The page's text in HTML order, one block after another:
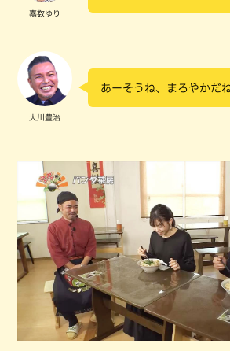
嘉数ゆり
大川豊治
あーそうね、まろやかだ